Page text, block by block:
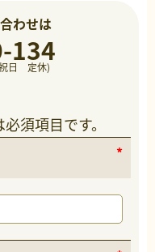
わせは
134
日 定休)
須項目です。